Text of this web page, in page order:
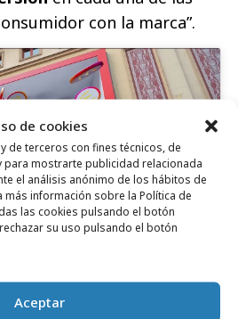
de cookies
de terceros con fines técnicos, de
para mostrarte publicidad relacionada
el análisis anónimo de los hábitos de
más información sobre la Política de
las cookies pulsando el botón
su uso pulsando el botón
Aceptar
con la marca”.
cookies de marketing
este contenido